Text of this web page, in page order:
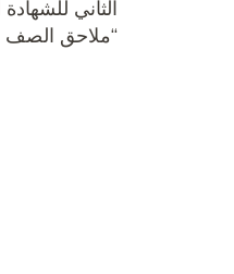
الثاني
“ملاحق الصف